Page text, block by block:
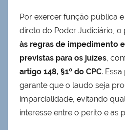
Por exercer função pública
direto do Poder Judiciário, o
às regras de impedimento
previstas para os juízes,
artigo 148, §1º do CPC.
garante que o laudo seja
imparcialidade, evitando
interesse entre o perito e as